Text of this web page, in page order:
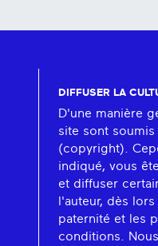
DIFFUSER LA
D'une manière
site sont
(copyright).
indiqué, vous
et diffuser
l'auteur, dès
paternité et les
conditions.